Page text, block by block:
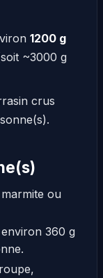
1200 g
~3000 g
crus
ou
360 g